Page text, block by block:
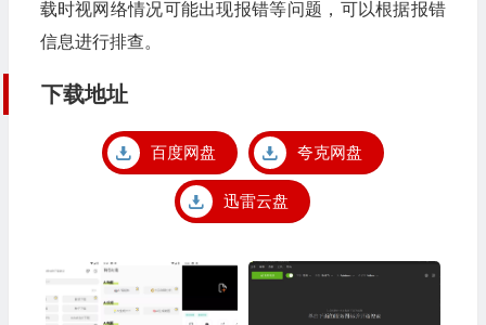
载时视网络情况可能出现报错等问题，可以根据报错
信息进行排查。
下载地址
百度网盘 夸克网盘
迅雷云盘